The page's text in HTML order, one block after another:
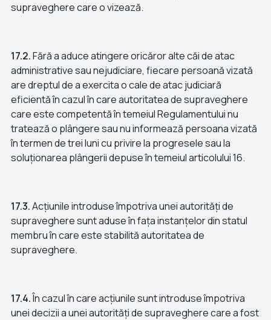
supraveghere care o vizează.
17.2.Fără a aduce atingere oricăror alte căi de atac
administrative sau nejudiciare, fiecare persoană vizată
are dreptul de a exercita o cale de atac judiciară
eficientă în cazul în care autoritatea de supraveghere
care este competentă în temeiul Regulamentului nu
tratează o plângere sau nu informează persoana vizată
în termen de trei luni cu privire la progresele sau la
soluționarea plângerii depuse în temeiul articolului 16.
17.3.Acțiunile introduse împotriva unei autorități de
supraveghere sunt aduse în fața instanțelor din statul
membru în care este stabilită autoritatea de
supraveghere.
17.4.În cazul în care acțiunile sunt introduse împotriva
unei decizii a unei autorități de supraveghere care a fost